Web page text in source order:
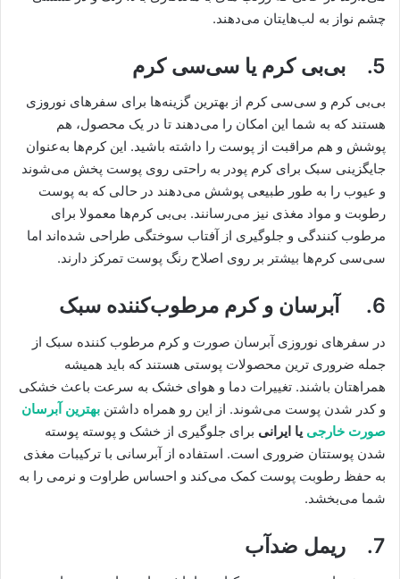
چشم نواز به لب‌هایتان می‌دهند.
5. بی‌بی کرم یا سی‌سی کرم
بی‌بی کرم و سی‌سی کرم از بهترین گزینه‌ها برای سفرهای نوروزی
هستند که به شما این امکان را می‌دهند تا در یک محصول، هم
پوشش و هم مراقبت از پوست را داشته باشید. این کرم‌ها به‌عنوان
جایگزینی سبک برای کرم ‌پودر به راحتی روی پوست پخش می‌شوند
و عیوب را به طور طبیعی پوشش می‌دهند در حالی که به پوست
رطوبت و مواد مغذی نیز می‌رسانند. بی‌بی کرم‌ها معمولا برای
مرطوب‌ کنندگی و جلوگیری از آفتاب ‌سوختگی طراحی شده‌اند اما
سی‌سی کرم‌ها بیشتر بر روی اصلاح رنگ پوست تمرکز دارند.
6. آبرسان و کرم مرطوب‌کننده سبک
در سفرهای نوروزی آبرسان صورت و کرم مرطوب ‌کننده سبک از
جمله ضروری ‌ترین محصولات پوستی هستند که باید همیشه
همراهتان باشند. تغییرات دما و هوای خشک به سرعت باعث خشکی
و کدر شدن پوست می‌شوند. از این رو همراه داشتن بهترین آبرسان
صورت خارجی یا ایرانی برای جلوگیری از خشک و پوسته پوسته
شدن پوستتان ضروری است. استفاده از آبرسانی با ترکیبات مغذی
به حفظ رطوبت پوست کمک می‌کند و احساس طراوت و نرمی را به
شما می‌بخشد.
7. ریمل ضدآب